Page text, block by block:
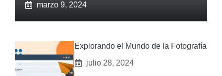
marzo 9, 2024
Explorando el Mundo de la Fotografía
julio 28, 2024